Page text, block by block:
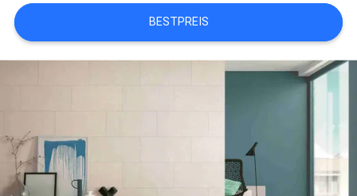
SITEMAP
DATENSCHUTZRICHTLINIE
BESTPREIS